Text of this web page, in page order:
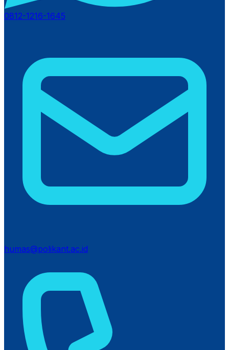
0812-1216-1645
humas@polikant.ac.id